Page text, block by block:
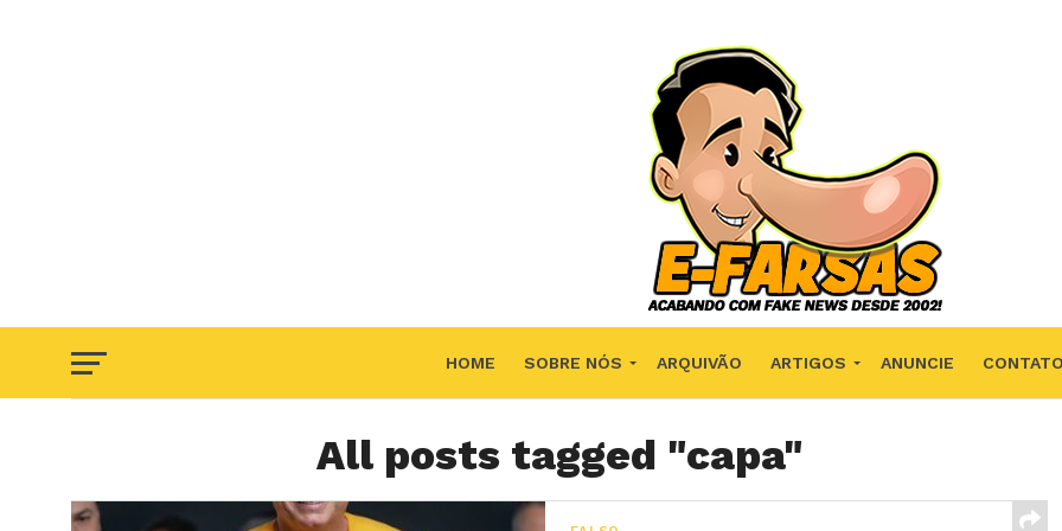
HOME SOBRE NÓS ARQUIVÃO ARTIGOS ANUNCIE CONTATO
F.A.Q
All posts tagged "capa"